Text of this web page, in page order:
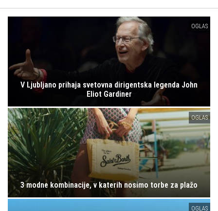
OGLAS
V Ljubljano prihaja svetovna dirigentska legenda John
Eliot Gardiner
OGLAS
3 modne kombinacije, v katerih nosimo torbe za plažo
OGLAS